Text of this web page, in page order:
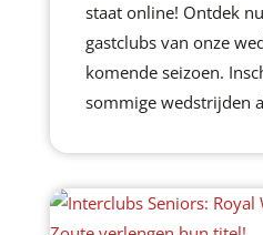
staat online! Ontdek
gastclubs van onze
komende seizoen.
sommige wedstrijden